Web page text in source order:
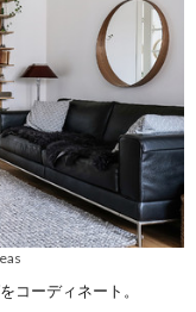
コーディネート。